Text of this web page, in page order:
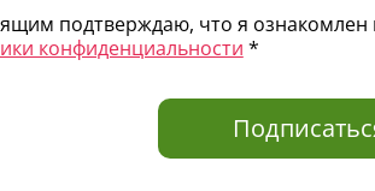
подтверждаю, что я ознакомлен
конфиденциальности *